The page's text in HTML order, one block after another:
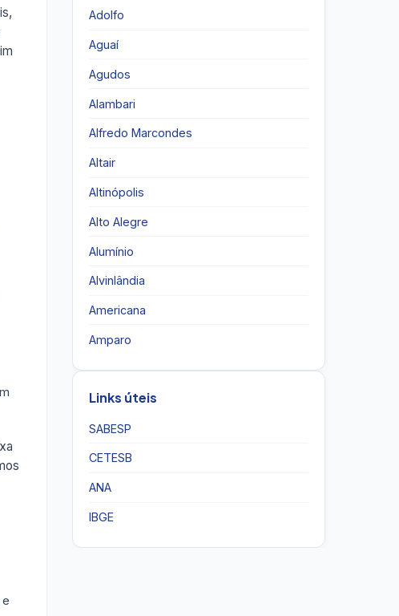
Adolfo
Aguaí
Agudos
Alambari
Alfredo Marcondes
Altair
Altinópolis
Alto Alegre
Alumínio
Alvinlândia
Americana
Amparo
Links úteis
SABESP
CETESB
ANA
IBGE